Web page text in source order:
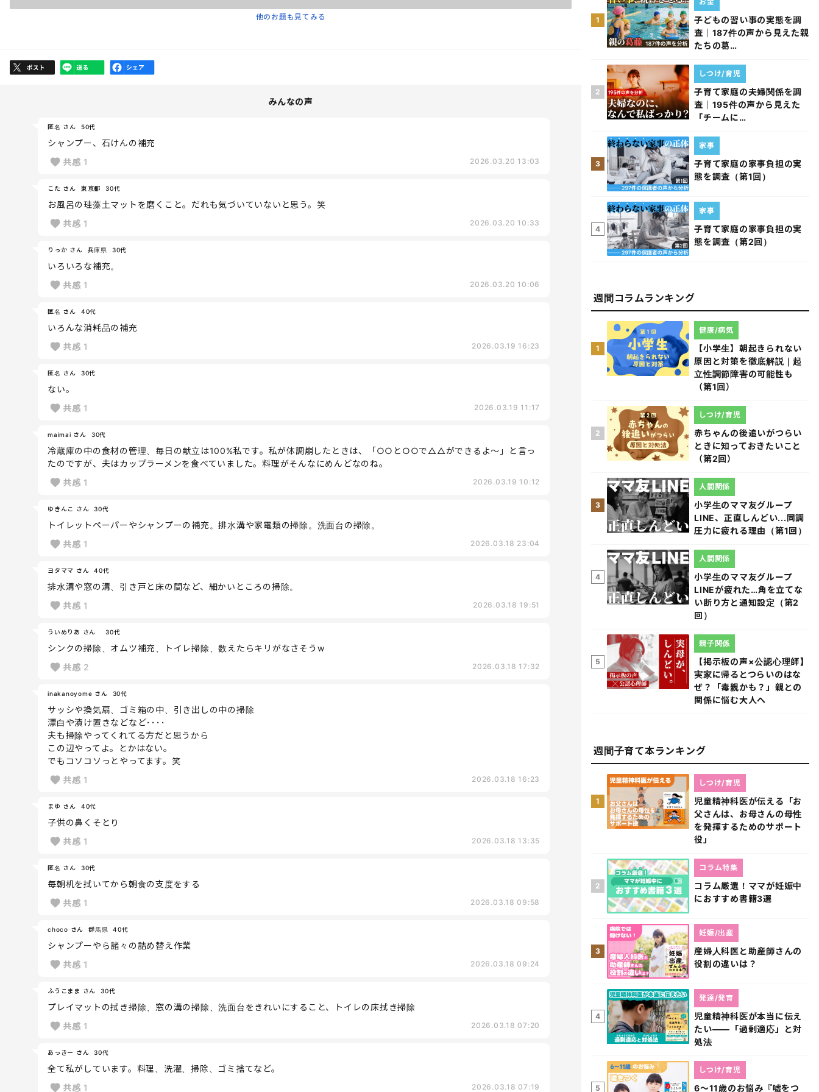
他のお題も見てみる
みんなの声
匿名 さん 50代
シャンプー、石けんの補充
共感 1 2026.03.20 13:03
こた さん 東京都 30代
お風呂の珪藻土マットを磨くこと。だれも気づいていないと思う。笑
共感 1 2026.03.20 10:33
りっか さん 兵庫県 30代
いろいろな補充。
共感 1 2026.03.20 10:06
匿名 さん 40代
いろんな消耗品の補充
共感 1 2026.03.19 16:23
匿名 さん 30代
ない。
共感 1 2026.03.19 11:17
maimai さん 30代
冷蔵庫の中の食材の管理、毎日の献立は100%私です。私が体調崩したときは、「○○と○○で△△ができるよ〜」と言っ
たのですが、夫はカップラーメンを食べていました。料理がそんなにめんどなのね。
共感 1 2026.03.19 10:12
ゆきんこ さん 30代
トイレットペーパーやシャンプーの補充。排水溝や家電類の掃除。洗面台の掃除。
共感 1 2026.03.18 23:04
ヨタママ さん 40代
排水溝や窓の溝、引き戸と床の間など、細かいところの掃除。
共感 1 2026.03.18 19:51
ういめりあ さん 30代
シンクの掃除、オムツ補充、トイレ掃除、数えたらキリがなさそうw
共感 2 2026.03.18 17:32
inakanoyome さん 30代
サッシや換気扇、ゴミ箱の中、引き出しの中の掃除
漂白や漬け置きなどなど････
夫も掃除やってくれてる方だと思うから
この辺やってよ。とかはない。
でもコソコソっとやってます。笑
共感 1 2026.03.18 16:23
まゆ さん 40代
子供の鼻くそとり
共感 1 2026.03.18 13:35
匿名 さん 30代
毎朝机を拭いてから朝食の支度をする
共感 1 2026.03.18 09:58
choco さん 群馬県 40代
シャンプーやら諸々の詰め替え作業
共感 1 2026.03.18 09:24
ふうこまま さん 30代
プレイマットの拭き掃除、窓の溝の掃除、洗面台をきれいにすること、トイレの床拭き掃除
共感 1 2026.03.18 07:20
あっきー さん 30代
全て私がしています。料理、洗濯、掃除、ゴミ捨てなど。
共感 1 2026.03.18 07:19
1
子どもの習い事の実態を調
査｜187件の声から見えた親
たちの葛…
2
子育て家庭の夫婦関係を調
査｜195件の声から見えた
「チームに…
しつけ/育児
3
子育て家庭の家事負担の実
態を調査（第1回）
家事
4
子育て家庭の家事負担の実
態を調査（第2回）
家事
週間コラムランキング
1
【小学生】朝起きられない
原因と対策を徹底解説｜起
立性調節障害の可能性も
（第1回）
健康/病気
2
赤ちゃんの後追いがつらい
ときに知っておきたいこと
（第2回）
しつけ/育児
3
小学生のママ友グループ
LINE、正直しんどい...同調
圧力に疲れる理由（第1回）
人間関係
4
小学生のママ友グループ
LINEが疲れた…角を立てな
い断り方と通知設定（第2
回）
人間関係
5
【掲示板の声×公認心理師】
実家に帰るとつらいのはな
ぜ？「毒親かも？」親との
関係に悩む大人へ
親子関係
週間子育て本ランキング
1
児童精神科医が伝える「お
父さんは、お母さんの母性
を発揮するためのサポート
役」
しつけ/育児
2
コラム厳選！ママが妊娠中
におすすめ書籍3選
コラム特集
3
産婦人科医と助産師さんの
役割の違いは？
妊娠/出産
4
児童精神科医が本当に伝え
たい――「過剰適応」と対
処法
発達/発育
5 6～11歳のお悩み『嘘をつ
しつけ/育児